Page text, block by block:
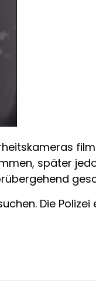
später
Die